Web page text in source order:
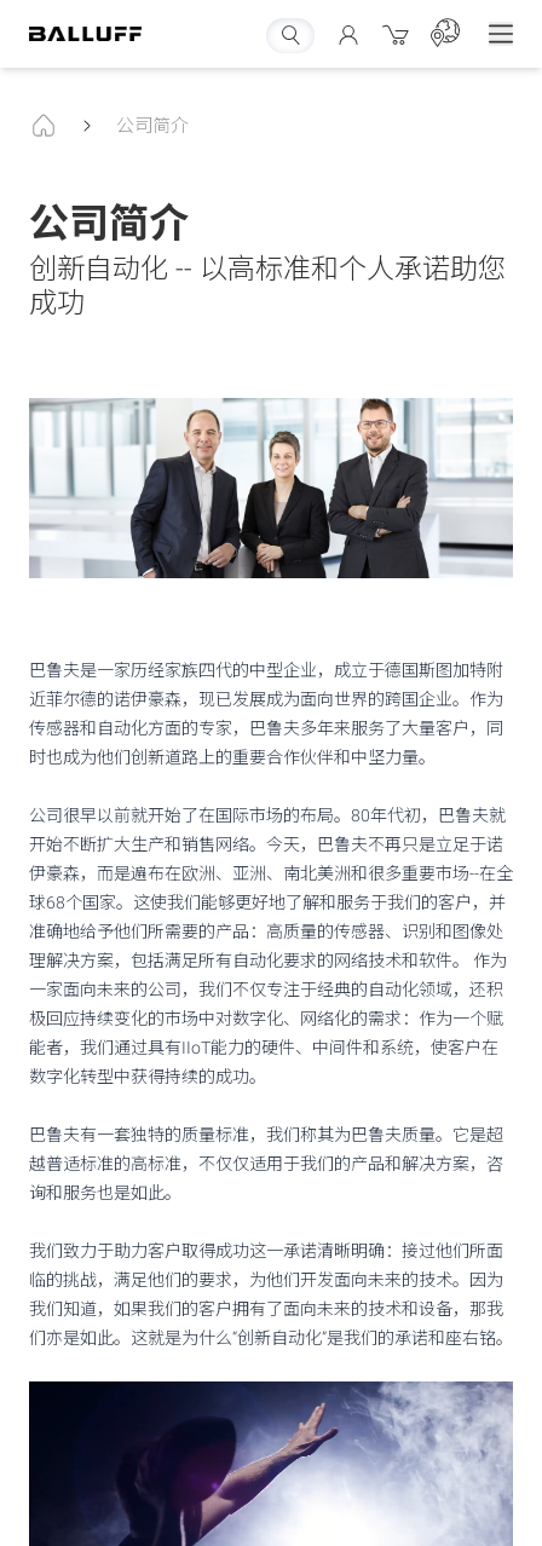
公司简介
公司简介
创新自动化 -- 以高标准和个人承诺助您
成功
巴鲁夫是一家历经家族四代的中型企业，成立于德国斯图加特附
近菲尔德的诺伊豪森，现已发展成为面向世界的跨国企业。作为
传感器和自动化方面的专家，巴鲁夫多年来服务了大量客户，同
时也成为他们创新道路上的重要合作伙伴和中坚力量。
公司很早以前就开始了在国际市场的布局。80年代初，巴鲁夫就
开始不断扩大生产和销售网络。今天，巴鲁夫不再只是立足于诺
伊豪森，而是遍布在欧洲、亚洲、南北美洲和很多重要市场--在全
球68个国家。这使我们能够更好地了解和服务于我们的客户，并
准确地给予他们所需要的产品：高质量的传感器、识别和图像处
理解决方案，包括满足所有自动化要求的网络技术和软件。 作为
一家面向未来的公司，我们不仅专注于经典的自动化领域，还积
极回应持续变化的市场中对数字化、网络化的需求：作为一个赋
能者，我们通过具有IIoT能力的硬件、中间件和系统，使客户在
数字化转型中获得持续的成功。
巴鲁夫有一套独特的质量标准，我们称其为巴鲁夫质量。它是超
越普适标准的高标准，不仅仅适用于我们的产品和解决方案，咨
询和服务也是如此。
我们致力于助力客户取得成功这一承诺清晰明确：接过他们所面
临的挑战，满足他们的要求，为他们开发面向未来的技术。因为
我们知道，如果我们的客户拥有了面向未来的技术和设备，那我
们亦是如此。这就是为什么“创新自动化”是我们的承诺和座右铭。